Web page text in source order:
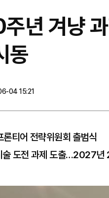
년 겨냥
동
04 15:21
티어 전략위원회 출범식
술 도전 과제 도출…2027년